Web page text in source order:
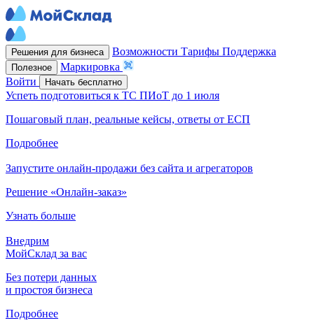
Решения для бизнеса Возможности Тарифы Поддержка
Полезное
Маркировка
Войти
Начать бесплатно
Успеть подготовиться к ТС ПИоТ до 1 июля
Пошаговый план, реальные кейсы, ответы от ЕСП
Подробнее
Запустите онлайн-продажи без сайта и агрегаторов
Решение «Онлайн-заказ»
Узнать больше
Внедрим
МойСклад за вас
Без потери данных
и простоя бизнеса
Подробнее